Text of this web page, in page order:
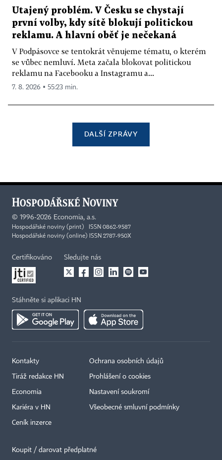
Utajený problém. V Česku se chystají
první volby, kdy sítě blokují politickou
reklamu. A hlavní oběť je nečekaná
V Podpásovce se tentokrát věnujeme tématu, o kterém
se vůbec nemluví. Meta začala blokovat politickou
reklamu na Facebooku a Instagramu a...
7. 8. 2026 ▪ 55:23 min.
DALŠÍ ZPRÁVY
© 1996-2026 Economia, a.s.
Hospodářské noviny (print) ISSN 0862-9587
Hospodářské noviny (online) ISSN 2787-950X
Certifikováno Sledujte nás
Stáhněte si aplikaci HN
Kontakty
Tiráž redakce HN
Economia
Kariéra v HN
Ceník inzerce
Ochrana osobních údajů
Prohlášení o cookies
Nastavení soukromí
Všeobecné smluvní podmínky
Koupit / darovat předplatné